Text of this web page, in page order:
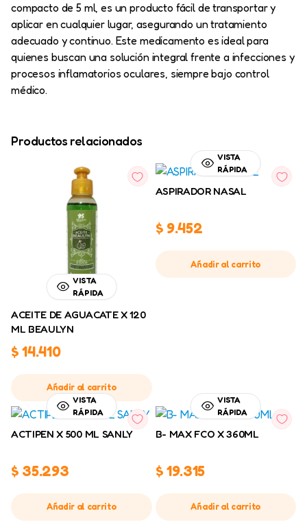
compacto de 5 ml, es un producto fácil de transportar y
aplicar en cualquier lugar, asegurando un tratamiento
adecuado y continuo. Este medicamento es ideal para
quienes buscan una solución integral frente a infecciones y
procesos inflamatorios oculares, siempre bajo control
médico.
Productos relacionados
VISTA
RÁPIDA
ACEITE DE AGUACATE X 120
ML BEAULYN
$14.410
Añadir al carrito
VISTA
RÁPIDA
ASPIRADOR NASAL
$ 9.452
Añadir al carrito
VISTA
RÁPIDA
ACTIPEN X 500 ML SANLY
$ 35.293
Añadir al carrito
VISTA
RÁPIDA
B- MAX FCO X 360ML
$19.315
Añadir al carrito